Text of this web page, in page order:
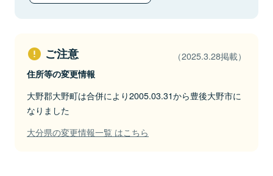
ご注意 （2025.3.28掲載）
住所等の変更情報
大野郡大野町は合併により2005.03.31から豊後大野市に
なりました
大分県の変更情報一覧 はこちら